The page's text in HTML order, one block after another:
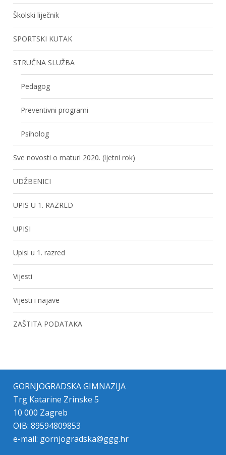
Školski liječnik
SPORTSKI KUTAK
STRUČNA SLUŽBA
Pedagog
Preventivni programi
Psiholog
Sve novosti o maturi 2020. (ljetni rok)
UDŽBENICI
UPIS U 1. RAZRED
UPISI
Upisi u 1. razred
Vijesti
Vijesti i najave
ZAŠTITA PODATAKA
GORNJOGRADSKA GIMNAZIJA
Trg Katarine Zrinske 5
10 000 Zagreb
OIB: 89594809853
e-mail: gornjogradska@ggg.hr